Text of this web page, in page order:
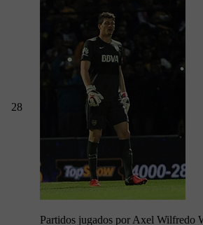
28
Partidos jugados por Axel Wilfredo